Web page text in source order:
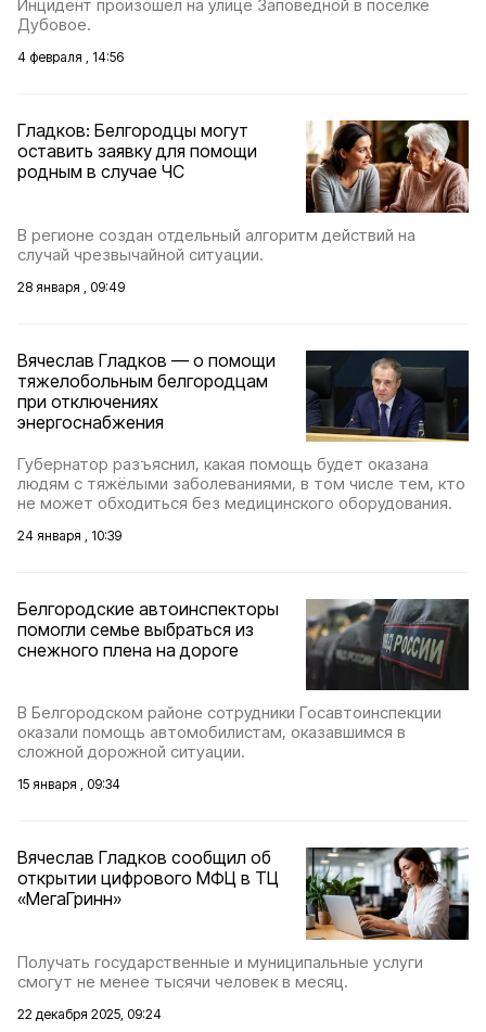
Инцидент произошёл на улице Заповедной в посёлке
Дубовое.
4 февраля , 14:56
Гладков: Белгородцы могут
оставить заявку для помощи
родным в случае ЧС
В регионе создан отдельный алгоритм действий на
случай чрезвычайной ситуации.
28 января , 09:49
Вячеслав Гладков — о помощи
тяжелобольным белгородцам
при отключениях
энергоснабжения
Губернатор разъяснил, какая помощь будет оказана
людям с тяжёлыми заболеваниями, в том числе тем, кто
не может обходиться без медицинского оборудования.
24 января , 10:39
Белгородские автоинспекторы
помогли семье выбраться из
снежного плена на дороге
В Белгородском районе сотрудники Госавтоинспекции
оказали помощь автомобилистам, оказавшимся в
сложной дорожной ситуации.
15 января , 09:34
Вячеслав Гладков сообщил об
открытии цифрового МФЦ в ТЦ
«МегаГринн»
Получать государственные и муниципальные услуги
смогут не менее тысячи человек в месяц.
22 декабря 2025, 09:24